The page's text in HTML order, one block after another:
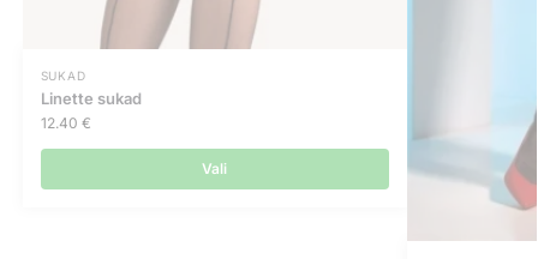
SUKAD
Linette sukad
12.40 €
Vali